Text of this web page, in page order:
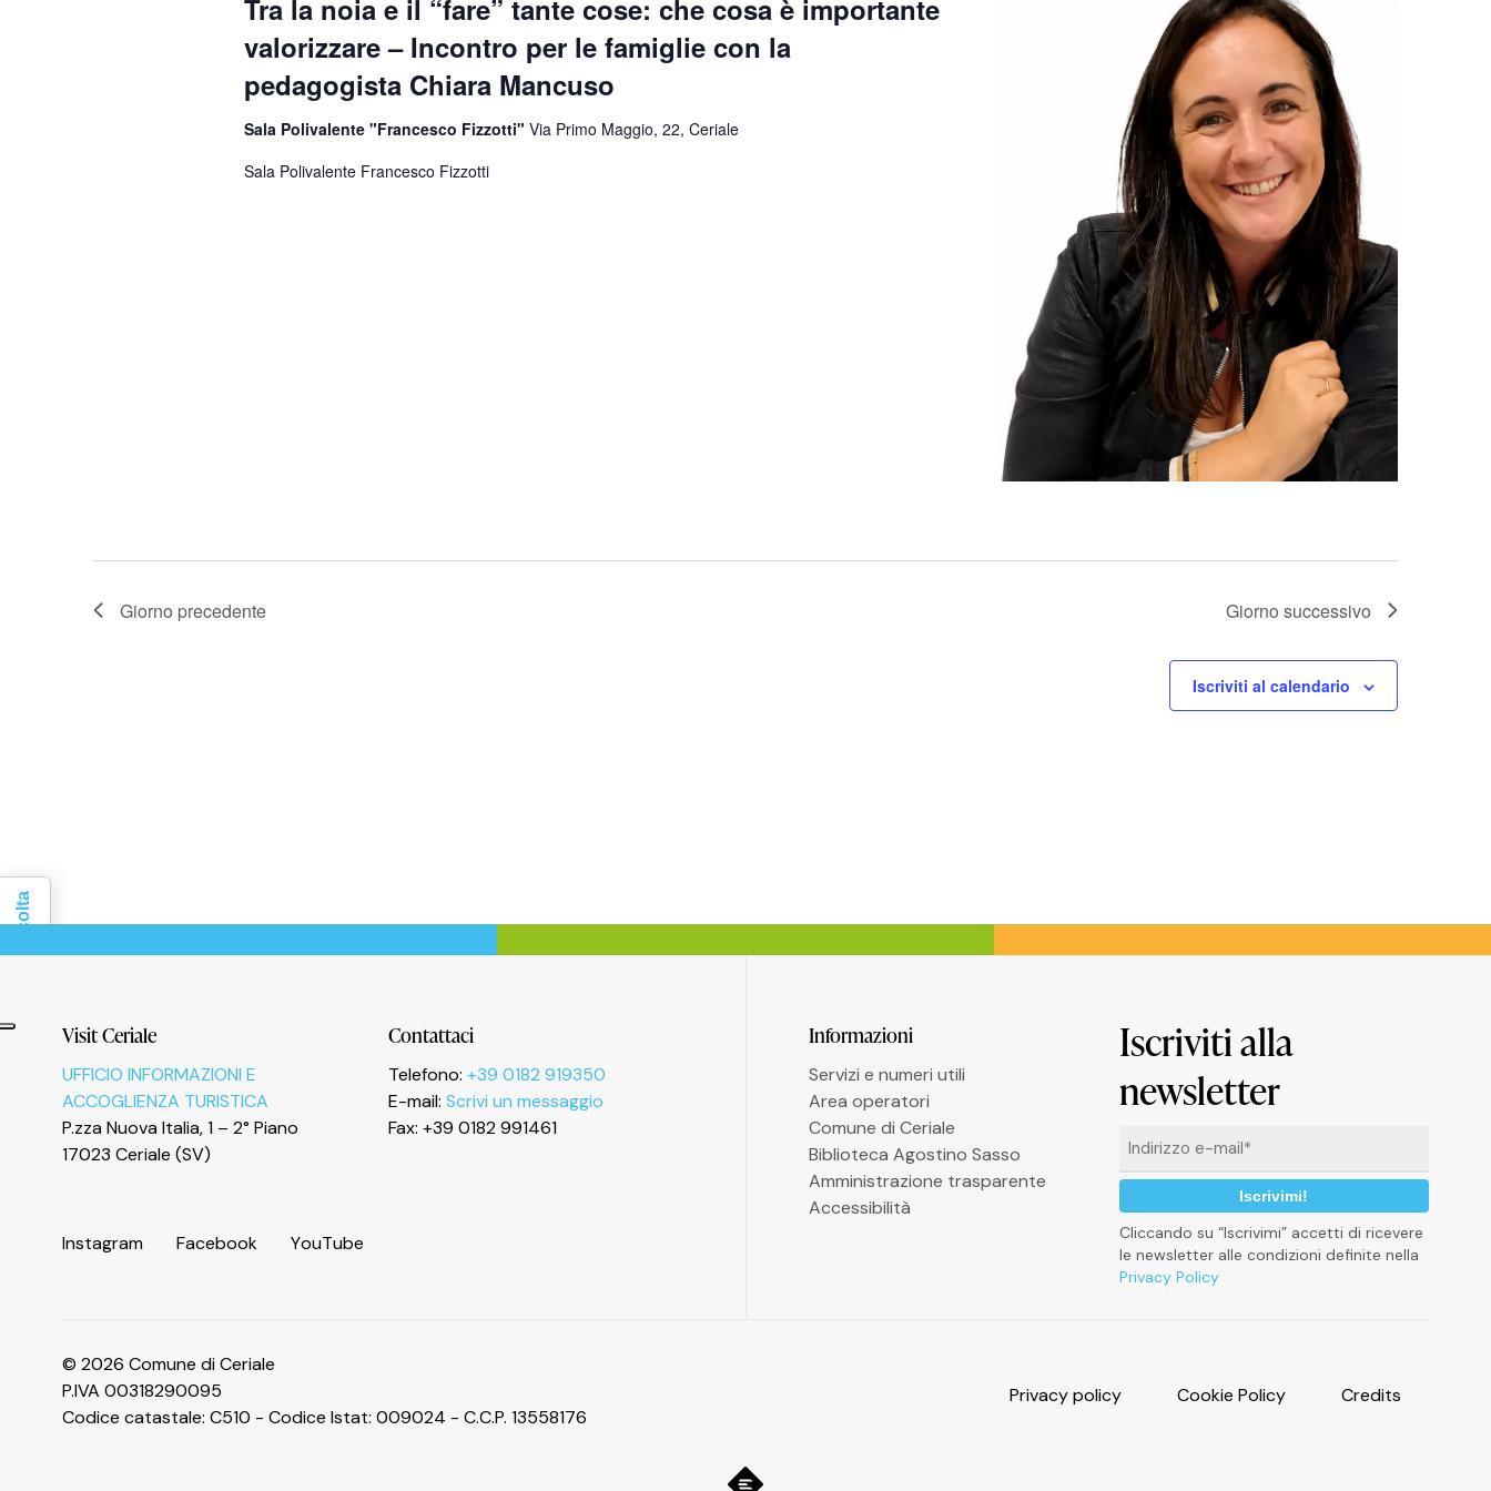
Tra la noia e il “fare” tante cose: che cosa è importante
valorizzare – Incontro per le famiglie con la
pedagogista Chiara Mancuso
Sala Polivalente "Francesco Fizzotti" Via Primo Maggio, 22, Ceriale
Sala Polivalente Francesco Fizzotti
Giorno precedente Giorno successivo
Iscriviti al calendario
Visit Ceriale
UFFICIO INFORMAZIONI E
ACCOGLIENZA TURISTICA
P.zza Nuova Italia, 1 – 2° Piano
17023 Ceriale (SV)
Contattaci
Telefono: +39 0182 919350
E-mail: Scrivi un messaggio
Fax: +39 0182 991461
Instagram Facebook YouTube
Informazioni
Servizi e numeri utili
Area operatori
Comune di Ceriale
Biblioteca Agostino Sasso
Amministrazione trasparente
Accessibilità
Iscriviti alla
newsletter
Email
Cliccando su “Iscrivimi” accetti di ricevere
le newsletter alle condizioni definite nella
Privacy Policy
© 2026 Comune di Ceriale
P.IVA 00318290095
Codice catastale: C510 - Codice Istat: 009024 - C.C.P. 13558176
Privacypolicy Cookie Policy Credits
Informativa sulla raccolta